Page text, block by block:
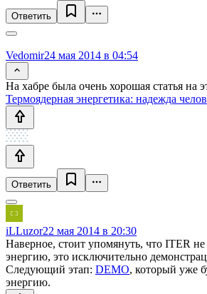
Ответить
Vedomir24 мая 2014 в 04:54
На хабре была очень хорошая статья на
Термоядерная энергетика: надежда
Ответить
iLLuzor22 мая 2014 в 20:30
Наверное, стоит упомянуть, что ITER не
энергию, это исключительно
Следующий этап: DEMO, который уже
энергию.